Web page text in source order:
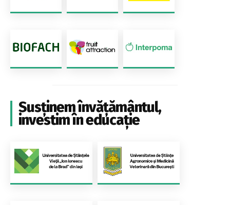
Susținem învățământul,
investim în educație